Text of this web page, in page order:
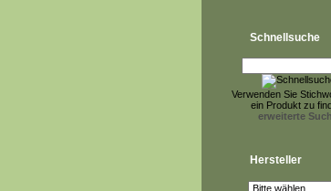
Schnellsuche
Verwenden Sie
ein Produkt zu
erweiterte
Hersteller